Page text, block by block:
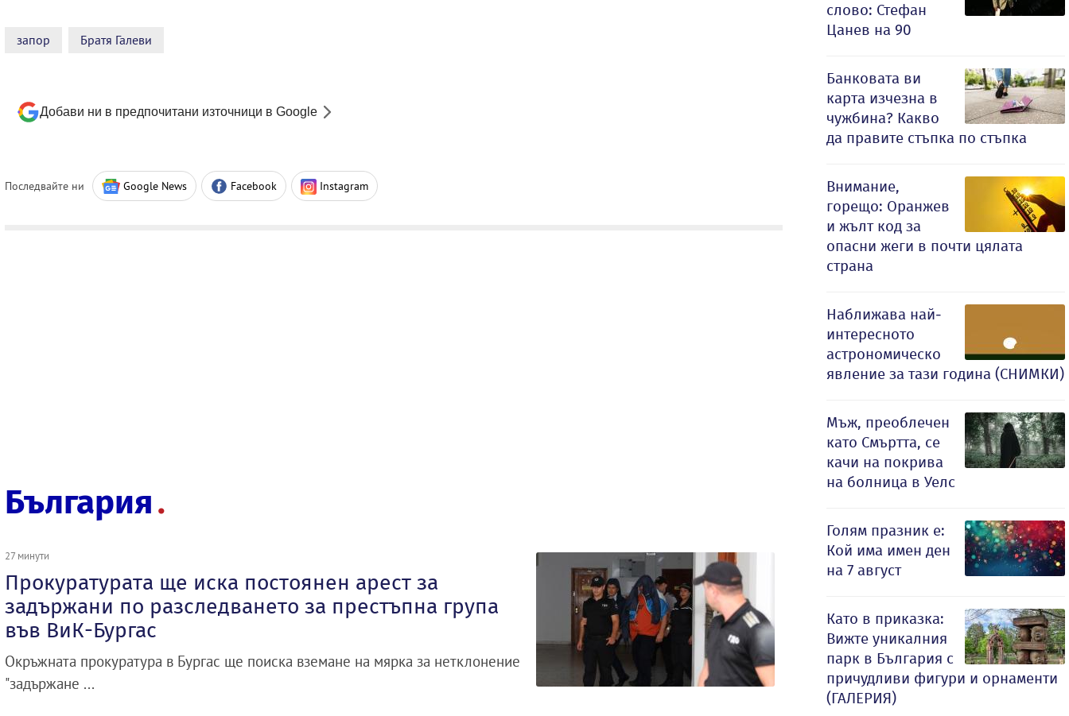
запор Братя Галеви
Добави ни в предпочитани източници в Google
Последвайте ни Google News Facebook Instagram
България
27 минути
Прокуратурата ще иска постоянен арест за
задържани по разследването за престъпна група
във ВиК-Бургас
Окръжната прокуратура в Бургас ще поиска вземане на мярка за нетклонение
"задържане ...
слово: Стефан
Цанев на 90
Банковата ви
карта изчезна в
чужбина? Какво
да правите стъпка по стъпка
Внимание,
горещо: Оранжев
и жълт код за
опасни жеги в почти цялата
страна
Наближава най-
интересното
астрономическо
явление за тази година (СНИМКИ)
Мъж, преоблечен
като Смъртта, се
качи на покрива
на болница в Уелс
Голям празник е:
Кой има имен ден
на 7 август
Като в приказка:
Вижте уникалния
парк в България с
причудливи фигури и орнаменти
(ГАЛЕРИЯ)